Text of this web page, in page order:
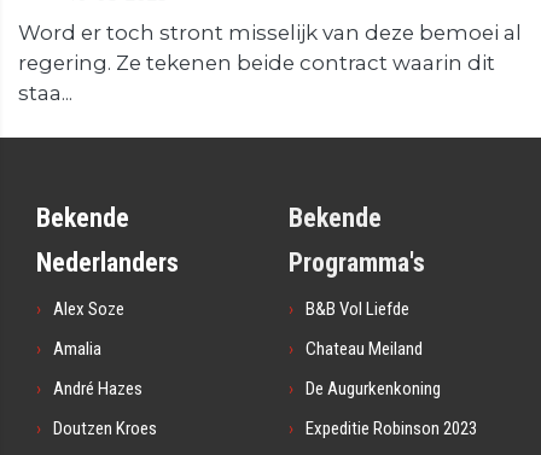
Word er toch stront misselijk van deze bemoei al
regering. Ze tekenen beide contract waarin dit
staa...
Bekende
Nederlanders
Alex Soze
Amalia
André Hazes
Doutzen Kroes
Bekende
Programma's
B&B Vol Liefde
Chateau Meiland
De Augurkenkoning
Expeditie Robinson 2023